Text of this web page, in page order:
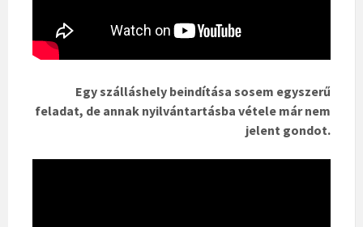
Egy szálláshely beindítása sosem egyszerű
feladat, de annak nyilvántartásba vétele már nem
jelent gondot.